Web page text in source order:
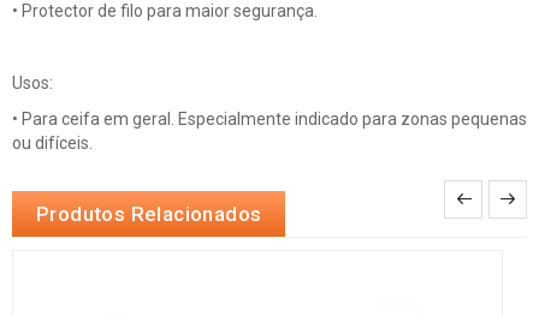
• Protector de filo para maior segurança.
Usos:
• Para ceifa em geral. Especialmente indicado para zonas pequenas
ou difíceis.
Produtos Relacionados